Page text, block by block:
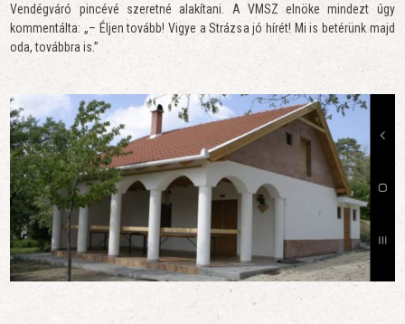
Vendégváró pincévé szeretné alakítani. A VMSZ elnöke mindezt úgy
kommentálta: „– Éljen tovább! Vigye a Strázsa jó hírét! Mi is betérünk majd
oda, továbbra is.”